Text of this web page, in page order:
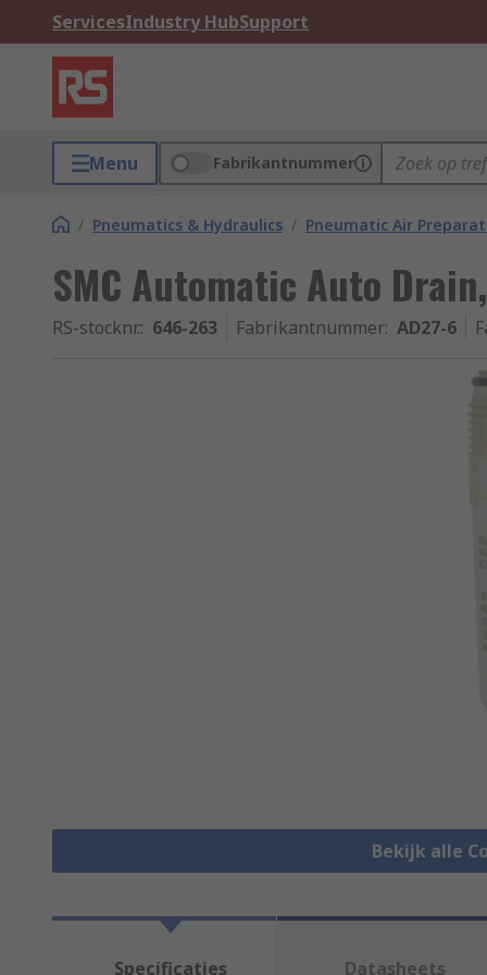
ServicesIndustry HubSupport
Menu Fabrikantnummer
/ Pneumatics & Hydraulics / Pneumatic Air
SMC Automatic Auto
RS-stocknr.: 646-263 Fabrikantnummer: AD27-6
Bekijk alle
Specificaties Datasheets